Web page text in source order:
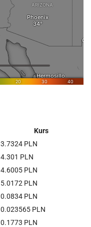
Kurs
3.7324 PLN
4.301 PLN
4.6005 PLN
5.0172 PLN
0.0834 PLN
0.023565 PLN
0.1773 PLN